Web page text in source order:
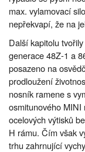
max. vylamovací
nepřekvapí, že na
Další kapitolu
generace 48Z-1 a
posazeno na
prodloužení
nosník ramene s
osmitunového
ocelových výtisků
H rámu. Čím však
trhu zahrnující